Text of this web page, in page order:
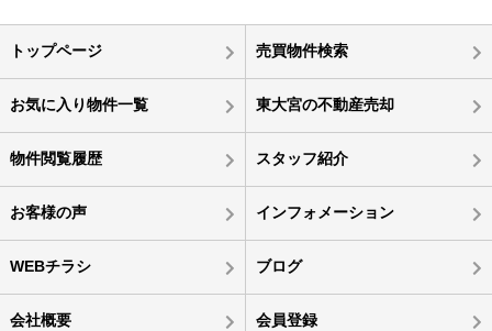
トップページ 売買物件検索
お気に入り物件一覧 東大宮の不動産売却
物件閲覧履歴 スタッフ紹介
お客様の声 インフォメーション
WEBチラシ ブログ
会社概要 会員登録